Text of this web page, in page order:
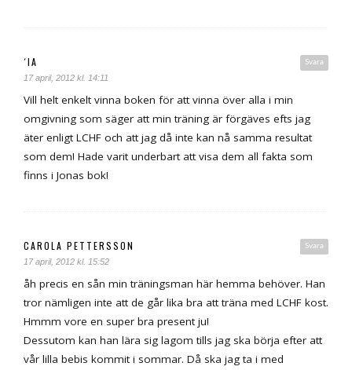
Svara
´IA
17 april, 2012 kl. 14:11
Vill helt enkelt vinna boken för att vinna över alla i min
omgivning som säger att min träning är förgäves efts jag
äter enligt LCHF och att jag då inte kan nå samma resultat
som dem! Hade varit underbart att visa dem all fakta som
finns i Jonas bok!
Svara
CAROLA PETTERSSON
17 april, 2012 kl. 15:52
åh precis en sån min träningsman här hemma behöver. Han
tror nämligen inte att de går lika bra att träna med LCHF kost.
Hmmm vore en super bra present ju!
Dessutom kan han lära sig lagom tills jag ska börja efter att
vår lilla bebis kommit i sommar. Då ska jag ta i med